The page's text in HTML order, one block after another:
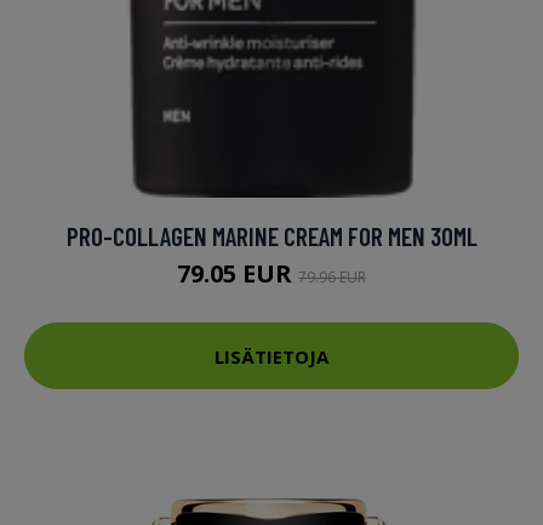
PRO-COLLAGEN MARINE CREAM FOR MEN 30ML
79.05 EUR 79.96 EUR
LISÄTIETOJA